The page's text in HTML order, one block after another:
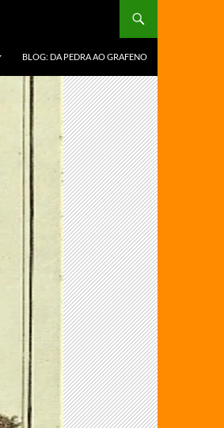
BLOG: DA PEDRA AO GRAFENO